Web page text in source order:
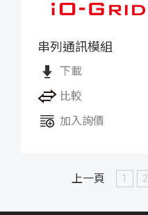
串列通訊模組
下載
比較
加入詢價
上一頁 1 2